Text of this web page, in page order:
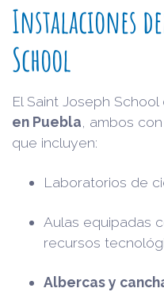
Instalaciones
School
El Saint Joseph
en Puebla , ambos
que incluyen:
Laboratorios de
Aulas equipadas
recursos
Albercas y